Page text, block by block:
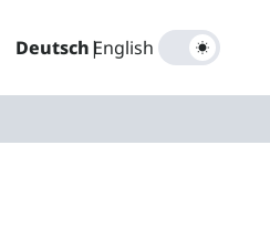
Deutsch|
English